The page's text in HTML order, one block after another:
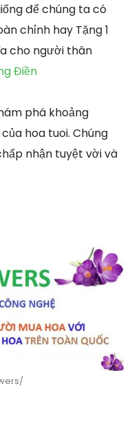
để chúng ta có
chỉnh hay Tặng 1
cho người thân
Điền
phá khoảng
hoa tuoi. Chúng
nhận tuyệt vời và